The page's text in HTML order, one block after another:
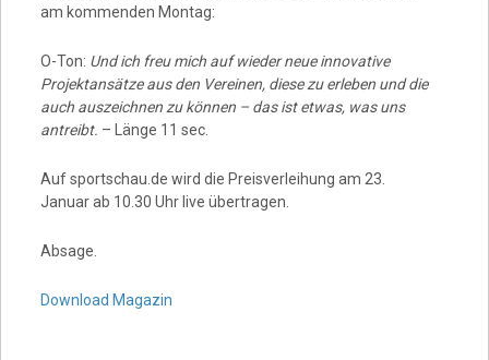
am kommenden Montag:
O-Ton: Und ich freu mich auf wieder neue innovative
Projektansätze aus den Vereinen, diese zu erleben und die
auch auszeichnen zu können – das ist etwas, was uns
antreibt. – Länge 11 sec.
Auf sportschau.de wird die Preisverleihung am 23.
Januar ab 10.30 Uhr live übertragen.
Absage.
Download Magazin